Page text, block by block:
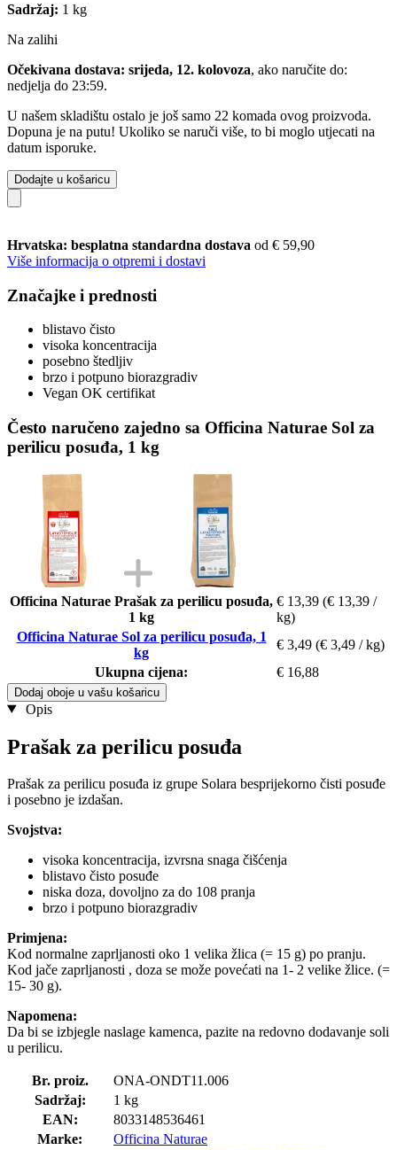
Sadržaj: 1 kg
Na zalihi
Očekivana dostava: srijeda, 12. kolovoza, ako naručite do:
nedjelja do 23:59.
U našem skladištu ostalo je još samo 22 komada ovog proizvoda.
Dopuna je na putu! Ukoliko se naruči više, to bi moglo utjecati na
datum isporuke.
Dodajte u košaricu
Hrvatska: besplatna standardna dostava od € 59,90
Više informacija o otpremi i dostavi
Značajke i prednosti
blistavo čisto
visoka koncentracija
posebno štedljiv
brzo i potpuno biorazgradiv
Vegan OK certifikat
Često naručeno zajedno sa Officina Naturae Sol za
perilicu posuđa, 1 kg
Officina Naturae Prašak za perilicu posuđa,
1 kg
€ 13,39 (€ 13,39 /
kg)
Officina Naturae Sol za perilicu posuđa, 1
kg
€ 3,49 (€ 3,49 / kg)
Ukupna cijena:
€ 16,88
Dodaj oboje u vašu košaricu
Opis
Prašak za perilicu posuđa
Prašak za perilicu posuđa iz grupe Solara besprijekorno čisti posuđe
i posebno je izdašan.
Svojstva:
visoka koncentracija, izvrsna snaga čišćenja
blistavo čisto posuđe
niska doza, dovoljno za do 108 pranja
brzo i potpuno biorazgradiv
Primjena:
Kod normalne zaprljanosti oko 1 velika žlica (= 15 g) po pranju.
Kod jače zaprljanosti , doza se može povećati na 1- 2 velike žlice. (=
15- 30 g).
Napomena:
Da bi se izbjegle naslage kamenca, pazite na redovno dodavanje soli
u perilicu.
Br. proiz.
ONA-ONDT11.006
Sadržaj:
1 kg
EAN:
8033148536461
Marke:
Officina Naturae